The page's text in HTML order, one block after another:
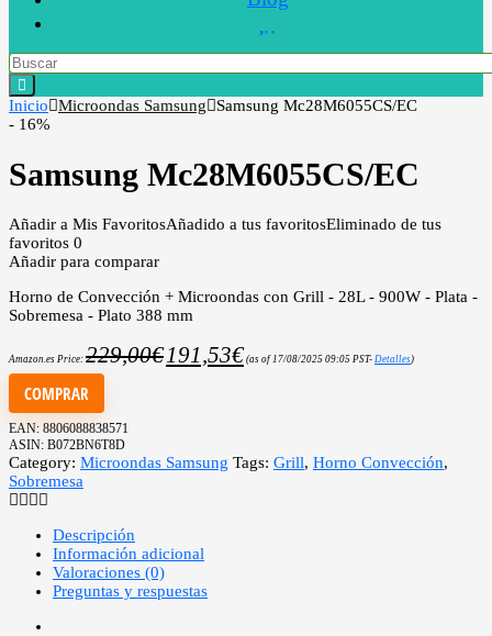
Inicio Microondas Samsung
Samsung Mc28M6055CS/EC
- 16%
Samsung Mc28M6055CS/EC
Añadir a Mis FavoritosAñadido a tus favoritosEliminado de tus
favoritos 0
Añadir para comparar
Horno de Convección + Microondas con Grill - 28L - 900W - Plata -
Sobremesa - Plato 388 mm
Amazon.es Price: 229,00€191,53€ (as of 17/08/2025 09:05 PST- Detalles)
COMPRAR
EAN: 8806088838571
ASIN: B072BN6T8D
Category: Microondas Samsung Tags: Grill, Horno Convección,
Sobremesa
Descripción
Información adicional
Valoraciones (0)
Preguntas y respuestas